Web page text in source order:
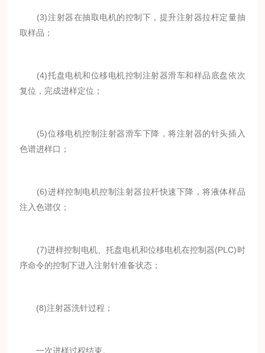
(3)注射器在抽取电机的控制下，提升注射器拉杆定量抽
取样品；
(4)托盘电机和位移电机控制注射器滑车和样品底盘依次
复位，完成进样定位；
(5)位移电机控制注射器滑车下降，将注射器的针头插入
色谱进样口；
(6)进样控制电机控制注射器拉杆快速下降，将液体样品
注入色谱仪；
(7)进样控制电机、托盘电机和位移电机在控制器(PLC)时
序命令的控制下进入注射针准备状态；
(8)注射器洗针过程；
一次进样过程结束。